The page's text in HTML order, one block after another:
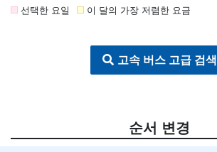
선택한 요일 이 달의 가장 저렴한 요금
고속 버스 고급 검색
순서 변경